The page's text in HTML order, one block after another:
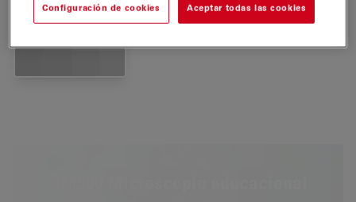
U.K. power cord
1
Configuración de cookies Aceptar todas las cookies